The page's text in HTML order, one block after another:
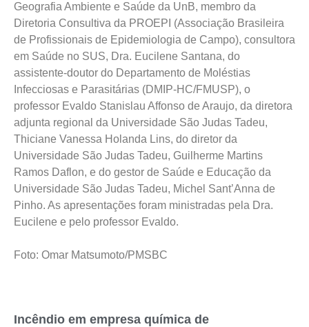
Geografia Ambiente e Saúde da UnB, membro da
Diretoria Consultiva da PROEPI (Associação Brasileira
de Profissionais de Epidemiologia de Campo), consultora
em Saúde no SUS, Dra. Eucilene Santana, do
assistente-doutor do Departamento de Moléstias
Infecciosas e Parasitárias (DMIP-HC/FMUSP), o
professor Evaldo Stanislau Affonso de Araujo, da diretora
adjunta regional da Universidade São Judas Tadeu,
Thiciane Vanessa Holanda Lins, do diretor da
Universidade São Judas Tadeu, Guilherme Martins
Ramos Daflon, e do gestor de Saúde e Educação da
Universidade São Judas Tadeu, Michel Sant’Anna de
Pinho. As apresentações foram ministradas pela Dra.
Eucilene e pelo professor Evaldo.
Foto: Omar Matsumoto/PMSBC
Incêndio em empresa química de